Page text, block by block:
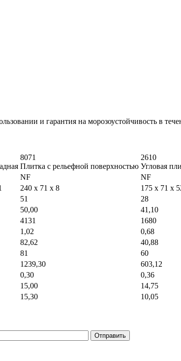
и гарантия на морозоустойчивость в
8071
Плитка c рельефной поверхностью
2610
Угловая
NF
NF
240 x 71 x 8
175 x 71 x
51
28
50,00
41,10
4131
1680
1,02
0,68
82,62
40,88
81
60
1239,30
603,12
0,30
0,36
15,00
14,75
15,30
10,05
Отправить